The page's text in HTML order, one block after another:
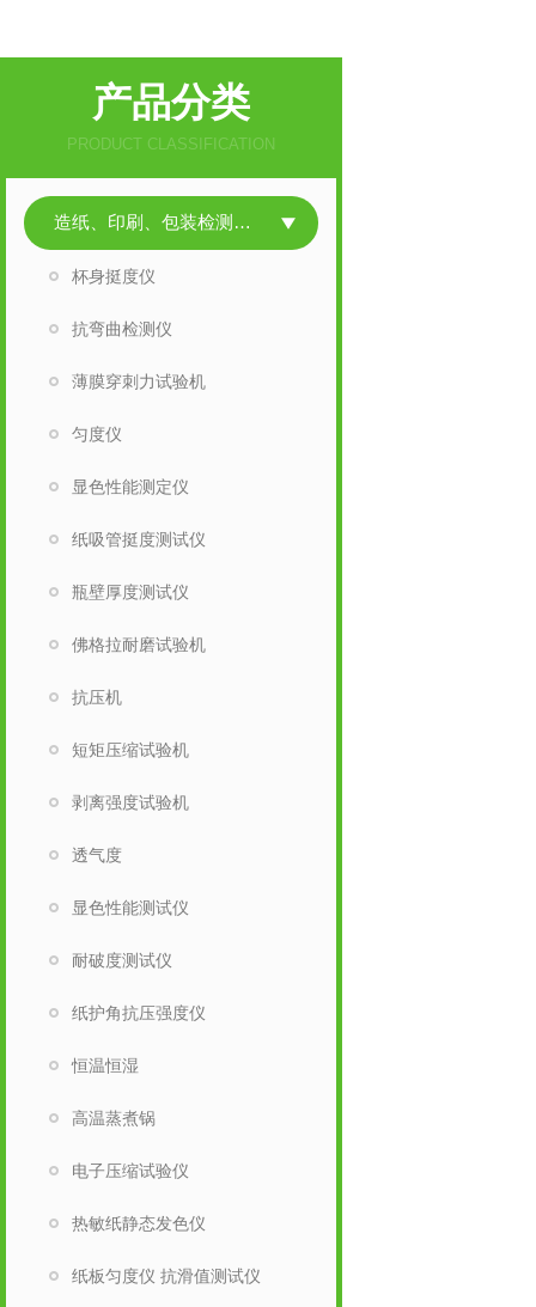
产品分类
PRODUCT CLASSIFICATION
造纸、印刷、包装检测仪器
杯身挺度仪
抗弯曲检测仪
薄膜穿刺力试验机
匀度仪
显色性能测定仪
纸吸管挺度测试仪
瓶壁厚度测试仪
佛格拉耐磨试验机
抗压机
短矩压缩试验机
剥离强度试验机
透气度
显色性能测试仪
耐破度测试仪
纸护角抗压强度仪
恒温恒湿
高温蒸煮锅
电子压缩试验仪
热敏纸静态发色仪
纸板匀度仪 抗滑值测试仪